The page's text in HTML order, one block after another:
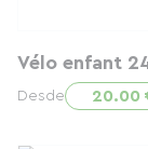
Vélo enfant
Desde 20.00